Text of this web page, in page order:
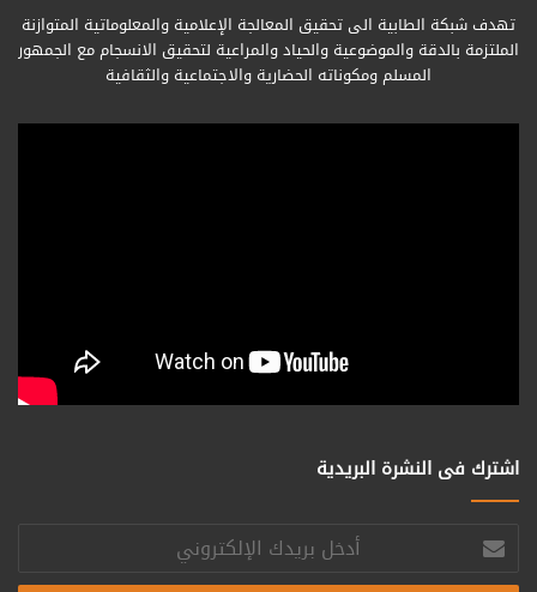
تهدف شبكة الطابية الى تحقيق المعالجة الإعلامية والمعلوماتية المتوازنة
الملتزمة بالدقة والموضوعية والحياد والمراعية لتحقيق الانسجام مع الجمهور
المسلم ومكوناته الحضارية والاجتماعية والثقافية
اشترك فى النشرة البريدية
أدخل
بريدك